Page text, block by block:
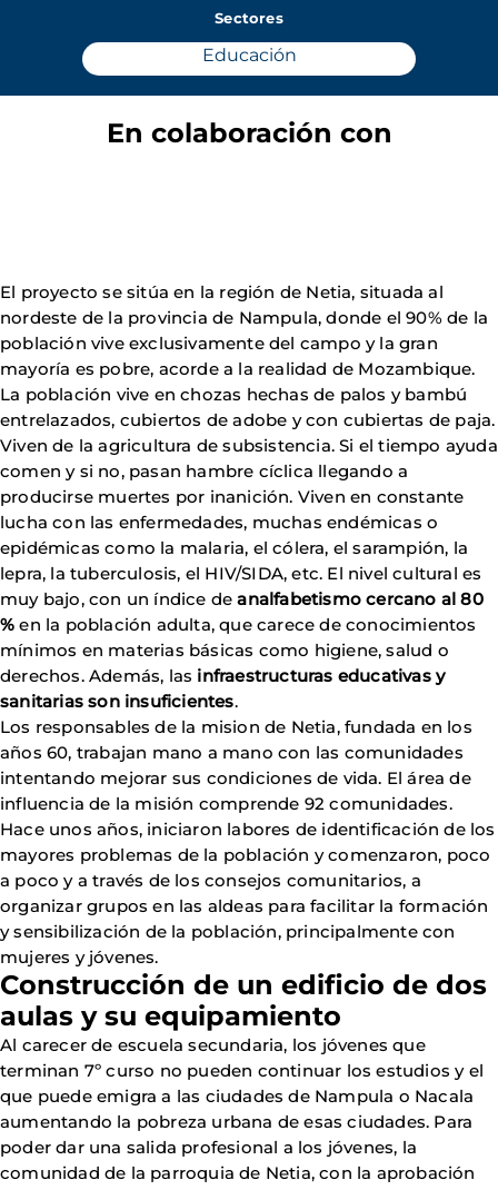
Sectores
Educación
En colaboración con
El proyecto se sitúa en la región de Netia, situada al
nordeste de la provincia de Nampula, donde el 90% de la
población vive exclusivamente del campo y la gran
mayoría es pobre, acorde a la realidad de Mozambique.
La población vive en chozas hechas de palos y bambú
entrelazados, cubiertos de adobe y con cubiertas de paja.
Viven de la agricultura de subsistencia. Si el tiempo ayuda
comen y si no, pasan hambre cíclica llegando a
producirse muertes por inanición. Viven en constante
lucha con las enfermedades, muchas endémicas o
epidémicas como la malaria, el cólera, el sarampión, la
lepra, la tuberculosis, el HIV/SIDA, etc. El nivel cultural es
muy bajo, con un índice deanalfabetismo cercano al 80
% en la población adulta, que carece de conocimientos
mínimos en materias básicas como higiene, salud o
derechos. Además, las infraestructuras educativas y
sanitarias son insuficientes.
Los responsables de la mision de Netia, fundada en los
años 60, trabajan mano a mano con las comunidades
intentando mejorar sus condiciones de vida. El área de
influencia de la misión comprende 92 comunidades.
Hace unos años, iniciaron labores de identificación de los
mayores problemas de la población y comenzaron, poco
a poco y a través de los consejos comunitarios, a
organizar grupos en las aldeas para facilitar la formación
y sensibilización de la población, principalmente con
mujeres y jóvenes.
Construcción de un edificio de dos
aulas y su equipamiento
Al carecer de escuela secundaria, los jóvenes que
terminan 7º curso no pueden continuar los estudios y el
que puede emigra a las ciudades de Nampula o Nacala
aumentando la pobreza urbana de esas ciudades. Para
poder dar una salida profesional a los jóvenes, la
comunidad de la parroquia de Netia, con la aprobación